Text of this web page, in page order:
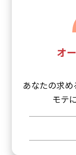
オ
あなたの求め
モテ